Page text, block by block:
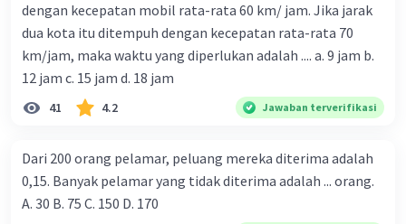
dengan kecepatan mobil rata-rata 60 km/ jam. Jika jarak
dua kota itu ditempuh dengan kecepatan rata-rata 70
km/jam, maka waktu yang diperlukan adalah .... a. 9 jam b.
12 jam c. 15 jam d. 18 jam
41 4.2 Jawaban terverifikasi
Dari 200 orang pelamar, peluang mereka diterima adalah
0,15. Banyak pelamar yang tidak diterima adalah ... orang.
A. 30 B. 75 C. 150 D. 170